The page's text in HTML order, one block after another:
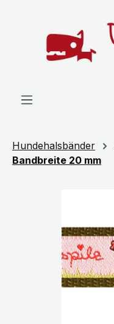
Hundehalsbänder
Bandbreite 20 mm